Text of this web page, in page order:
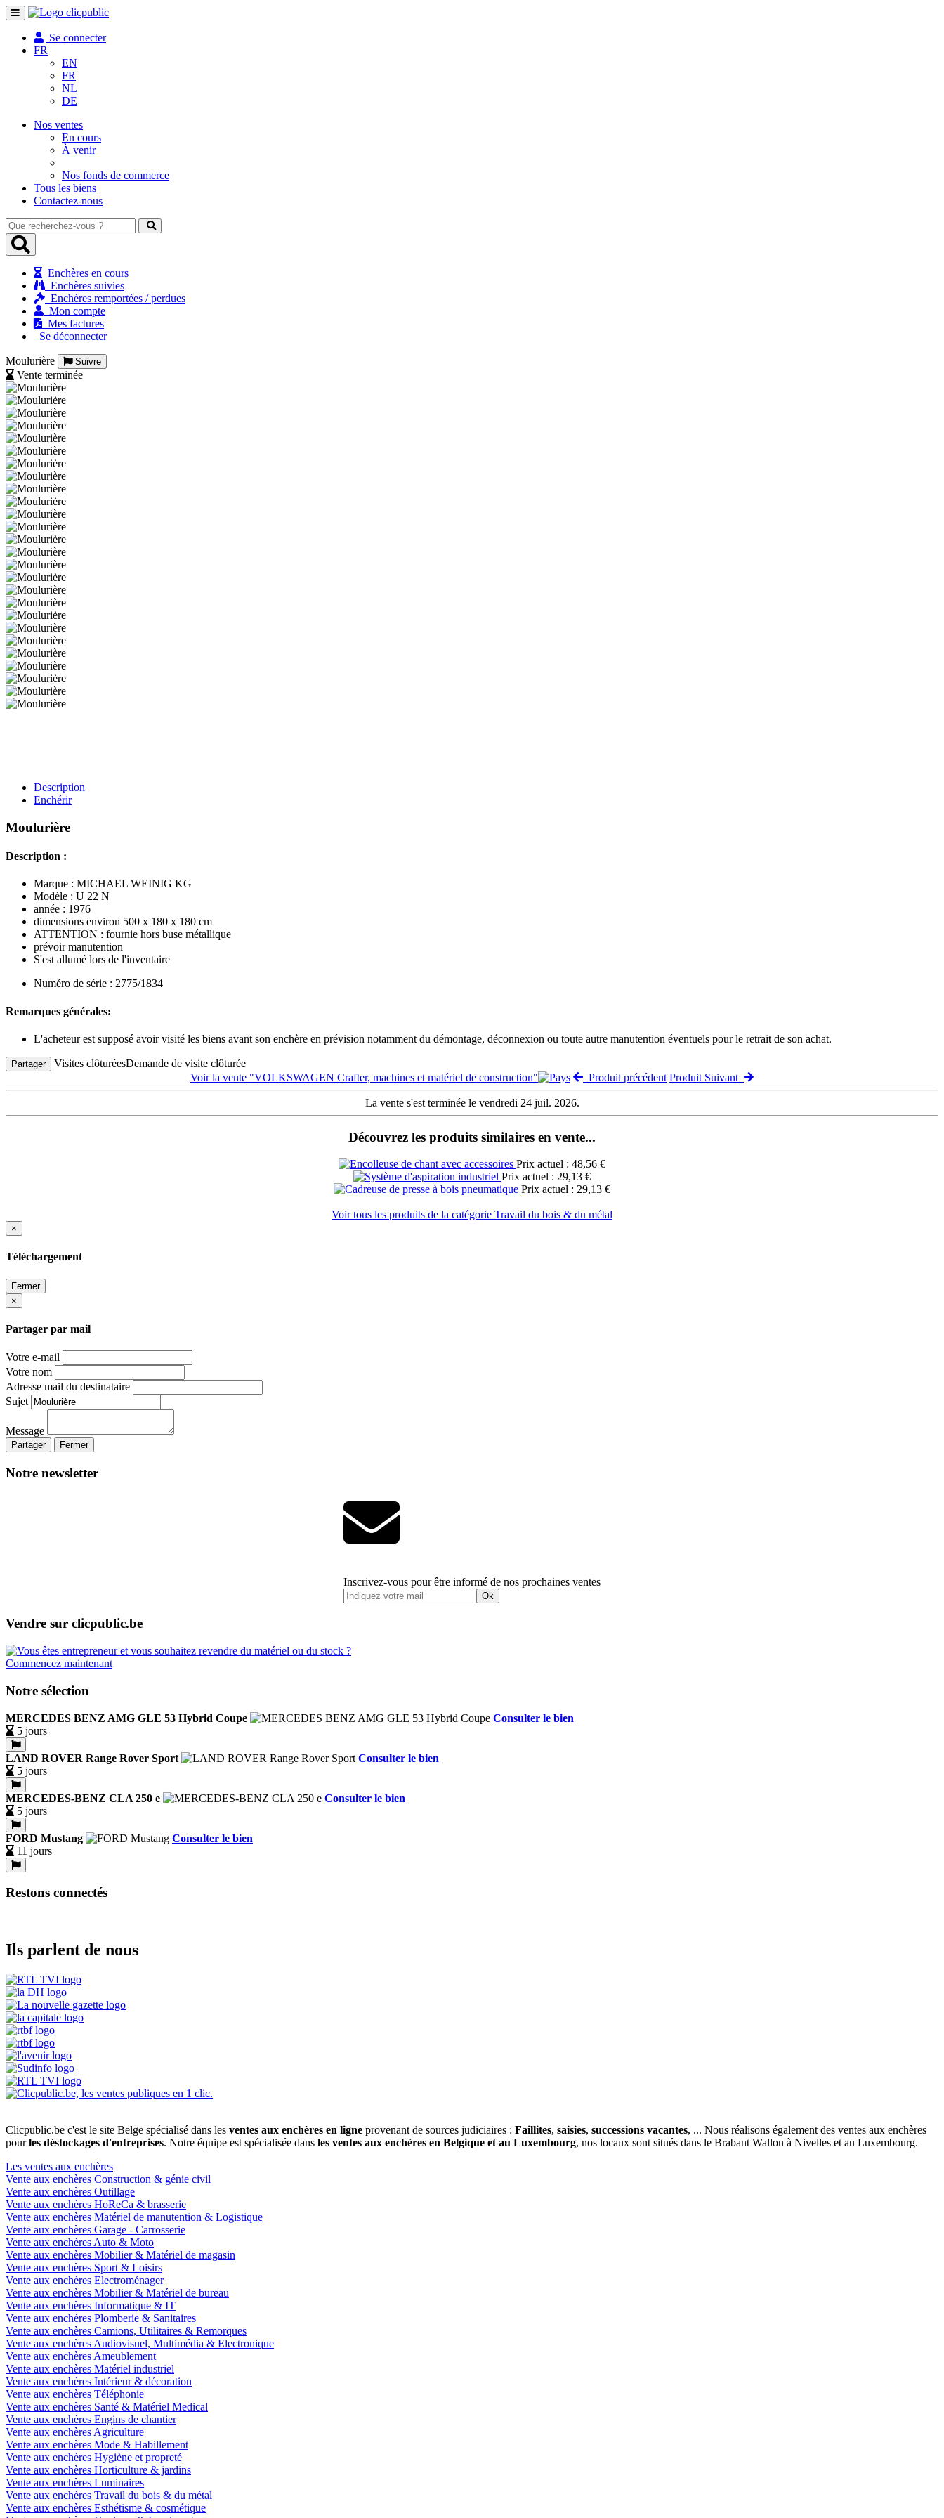
Toggle
navigation
Se connecter
FR
EN
FR
NL
DE
Nos ventes
En cours
À venir
Nos fonds de commerce
Tous les biens
Contactez-nous
Que
recherchez-
vous
Enchères en cours
Enchères suivies
Enchères remportées / perdues
Mon compte
Mes factures
Se déconnecter
Moulurière Suivre
Vente terminée
Description
Enchérir
Moulurière
Description :
Marque : MICHAEL WEINIG KG
Modèle : U 22 N
année : 1976
dimensions environ 500 x 180 x 180 cm
ATTENTION : fournie hors buse métallique
prévoir manutention
S'est allumé lors de l'inventaire
Numéro de série : 2775/1834
Remarques générales:
L'acheteur est supposé avoir visité les biens avant son enchère en prévision notamment du démontage, déconnexion ou toute autre manutention éventuels pour le retrait de son achat.
Partager Visites clôturéesDemande de visite clôturée
Voir la vente "VOLKSWAGEN Crafter, machines et matériel de construction"
Produit précédent Produit Suivant
La vente s'est terminée le vendredi 24 juil. 2026.
Découvrez les produits similaires en vente...
Prix actuel : 48,56 €
Prix actuel : 29,13 €
Prix actuel : 29,13 €
Voir tous les produits de la catégorie Travail du bois & du métal
×
Téléchargement
Fermer
×
Partager par mail
Votre e-mail
Votre nom
Adresse mail du destinataire
Sujet
Message
Partager Fermer
Notre newsletter
Inscrivez-vous pour être informé de nos prochaines ventes
Ok
Vendre sur clicpublic.be
Commencez maintenant
Notre sélection
MERCEDES BENZ AMG GLE 53 Hybrid Coupe
Consulter le bien
5 jours
LAND ROVER Range Rover Sport
Consulter le bien
5 jours
MERCEDES-BENZ CLA 250 e
Consulter le bien
5 jours
FORD Mustang
Consulter le bien
11 jours
Restons connectés
Ils parlent de nous
Clicpublic.be c'est le site Belge spécialisé dans les ventes aux enchères en ligne provenant de sources judiciaires : Faillites, saisies, successions vacantes, ... Nous réalisons également des ventes aux enchères
pourles déstockages d'entreprises. Notre équipe est spécialisée dans les ventes aux enchères en Belgique et au Luxembourg, nos locaux sont situés dans le Brabant Wallon à Nivelles et au Luxembourg.
Les ventes aux enchères
Vente aux enchères Construction & génie civil
Vente aux enchères Outillage
Vente aux enchères HoReCa & brasserie
Vente aux enchères Matériel de manutention & Logistique
Vente aux enchères Garage - Carrosserie
Vente aux enchères Auto & Moto
Vente aux enchères Mobilier & Matériel de magasin
Vente aux enchères Sport & Loisirs
Vente aux enchères Electroménager
Vente aux enchères Mobilier & Matériel de bureau
Vente aux enchères Informatique & IT
Vente aux enchères Plomberie & Sanitaires
Vente aux enchères Camions, Utilitaires & Remorques
Vente aux enchères Audiovisuel, Multimédia & Electronique
Vente aux enchères Ameublement
Vente aux enchères Matériel industriel
Vente aux enchères Intérieur & décoration
Vente aux enchères Téléphonie
Vente aux enchères Santé & Matériel Medical
Vente aux enchères Engins de chantier
Vente aux enchères Agriculture
Vente aux enchères Mode & Habillement
Vente aux enchères Hygiène et propreté
Vente aux enchères Horticulture & jardins
Vente aux enchères Luminaires
Vente aux enchères Travail du bois & du métal
Vente aux enchères Esthétisme & cosmétique